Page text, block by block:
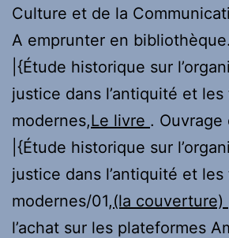
Culture et de la
A emprunter en
|{Étude historique sur
justice dans l’antiquité et les
modernes,Le livre .
|{Étude historique sur
justice dans l’antiquité et les
modernes/01,(la couverture)
l’achat sur les plateformes